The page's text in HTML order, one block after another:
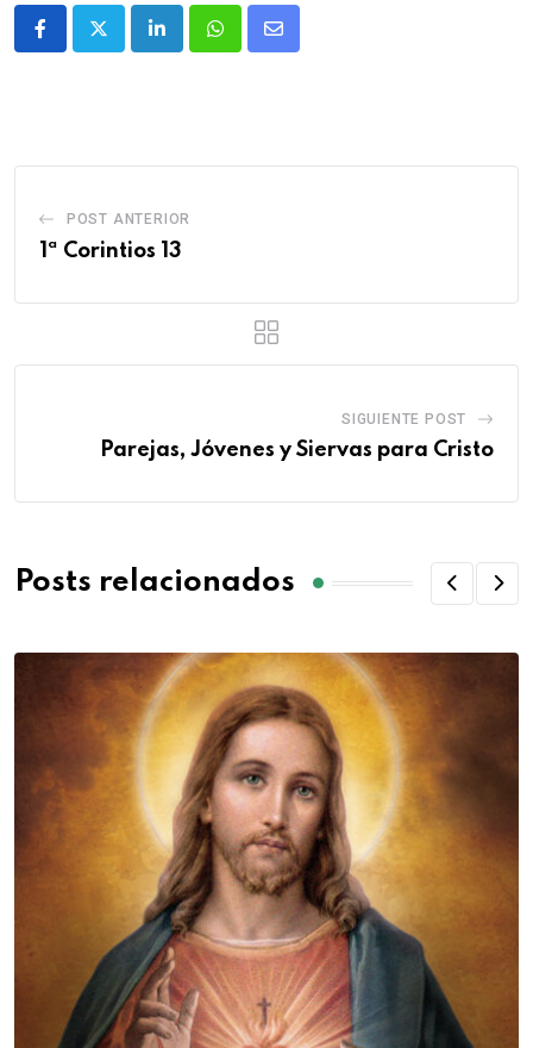
POST ANTERIOR
1ª Corintios 13
SIGUIENTE POST
Parejas, Jóvenes y Siervas para Cristo
Posts relacionados